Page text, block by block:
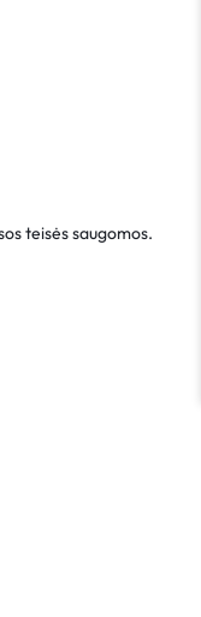
teisės saugomos.